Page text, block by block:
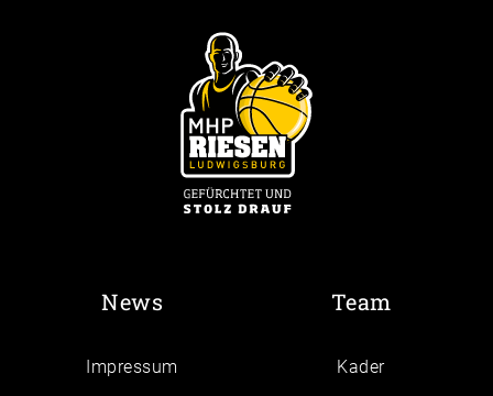
News
Impressum
Team
Kader